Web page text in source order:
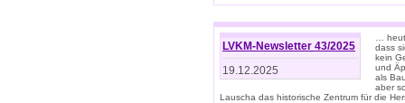
LVKM-Newsletter 43/2025
19.12.2025
…
dass
kein
und
als
aber
Lauscha das historische Zentrum für die